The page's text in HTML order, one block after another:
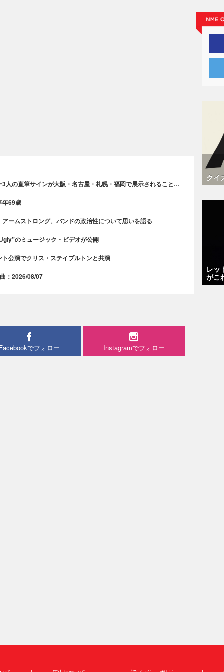
人の直筆サインが大阪・名古屋・札幌・福岡で展示されること…
年69歳
ームストロング、バンドの政治性について思いを語る
のミュージック・ビデオが公開
公演でクリス・ステイプルトンと共演
：2026/08/07
でフォロー Instagramでフォロー
クイ
レッ
がこ